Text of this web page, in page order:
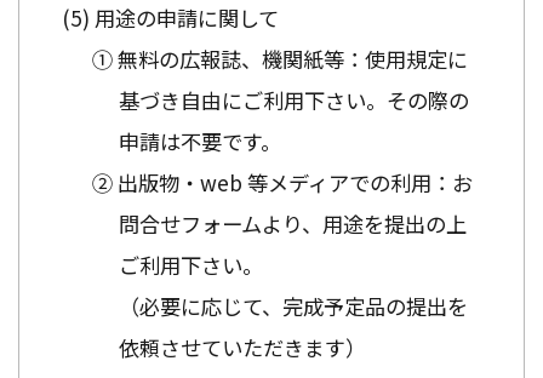
用途の申請に関して
① 無料の広報誌、機関紙等：使用規定に
基づき自由にご利用下さい。その際の
申請は不要です。
② 出版物・web 等メディアでの利用：お
問合せフォームより、用途を提出の上
ご利用下さい。
（必要に応じて、完成予定品の提出を
依頼させていただきます）